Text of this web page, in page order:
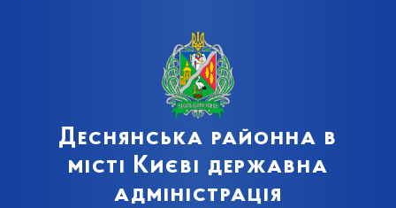
Деснянська районна в
місті Києві державна
адміністрація